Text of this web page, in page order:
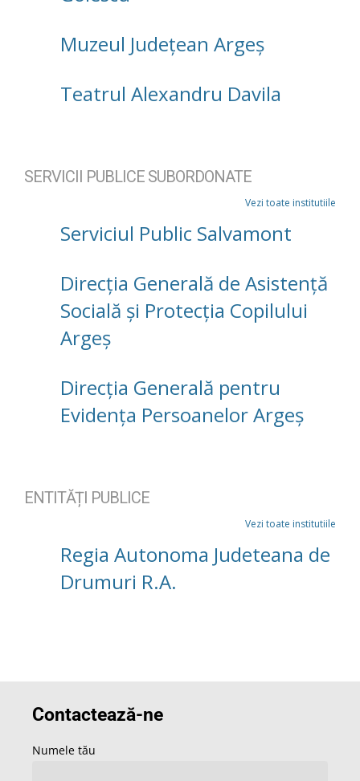
Muzeul Județean Argeș
Teatrul Alexandru Davila
SERVICII PUBLICE SUBORDONATE
Vezi toate institutiile
Serviciul Public Salvamont
Direcţia Generală de Asistenţă
Socială şi Protecţia Copilului
Argeş
Direcția Generală pentru
Evidența Persoanelor Argeș
ENTITĂȚI PUBLICE
Vezi toate institutiile
Regia Autonoma Judeteana de
Drumuri R.A.